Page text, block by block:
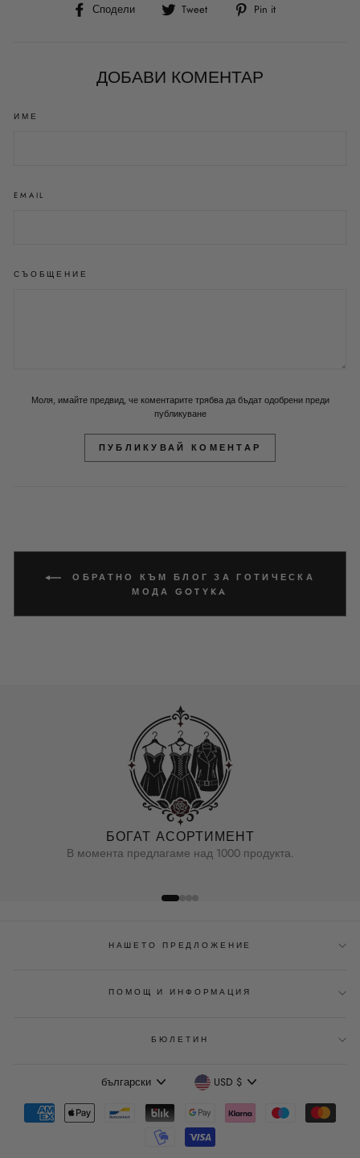
Сподели
СподелиTweet
Tweet
Pin it
ДОБАВИ КОМЕНТАР
ИМЕ
EMAIL
СЪОБЩЕНИЕ
Моля, имайте предвид, че коментарите трябва да бъдат одобрени преди
публикуване
ПУБЛИКУВАЙ КОМЕНТАР
ОБРАТНО КЪМ БЛОГ ЗА ГОТИЧЕСКА
МОДА GOTYKA
БОГАТ АСОРТИМЕНТ
В момента предлагаме над 1000 продукта.
НАШЕТО ПРЕДЛОЖЕНИЕ
ПОМОЩ И ИНФОРМАЦИЯ
БЮЛЕТИН
Език
български Валута
USD $